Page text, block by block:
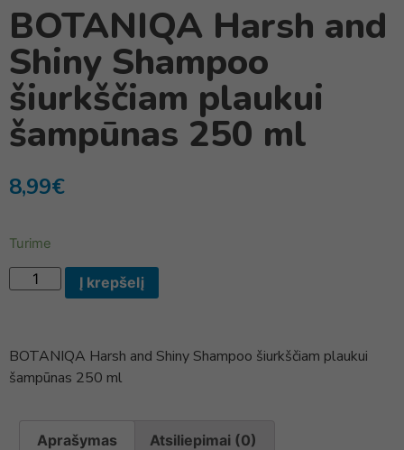
BOTANIQA Harsh and
Shiny Shampoo
šiurkščiam plaukui
šampūnas 250 ml
8,99€
Turime
Į krepšelį
BOTANIQA Harsh and Shiny Shampoo šiurkščiam plaukui
šampūnas 250 ml
Aprašymas Atsiliepimai (0)